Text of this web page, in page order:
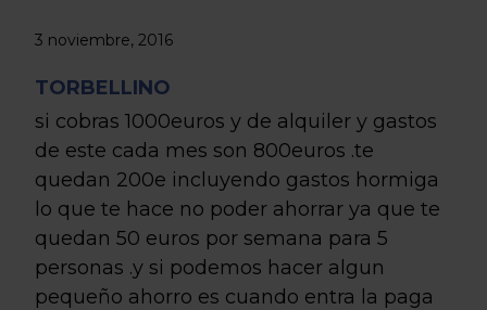
3 noviembre, 2016
TORBELLINO
si cobras 1000euros y de alquiler y gastos
de este cada mes son 800euros .te
quedan 200e incluyendo gastos hormiga
lo que te hace no poder ahorrar ya que te
quedan 50 euros por semana para 5
personas .y si podemos hacer algun
pequeño ahorro es cuando entra la paga